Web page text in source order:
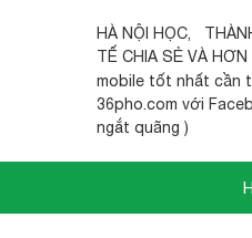
HÀ NỘI HỌC,
TẾ CHIA SẺ VÀ
mobile tốt nhất cần
36pho.com với
ngắt quãng )